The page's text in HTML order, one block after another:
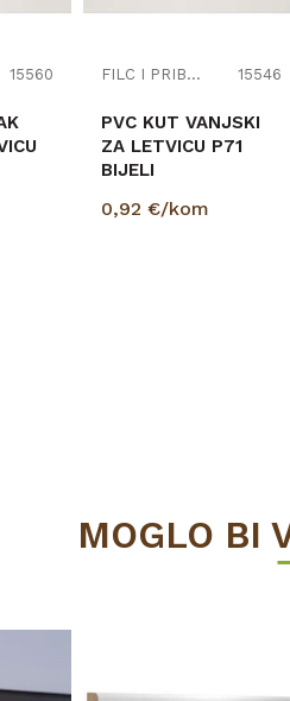
15560 FILC I PRIBOR 15546
PVC KUT VANJSKI
ZA LETVICU P71
BIJELI
0,92 €/kom
MOGLO BI